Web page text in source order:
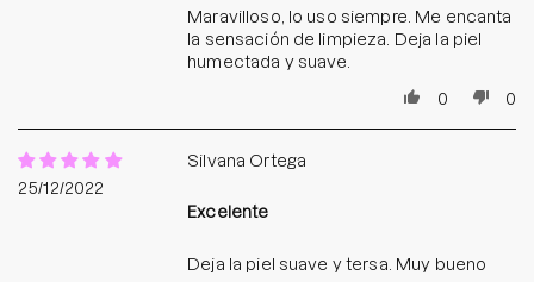
Maravilloso, lo uso siempre. Me encanta
la sensación de limpieza. Deja la piel
humectada y suave.
0
0
25/12/2022
Silvana Ortega
Excelente
Deja la piel suave y tersa. Muy bueno